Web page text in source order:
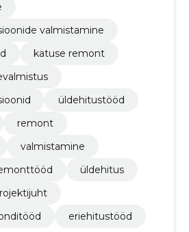
valmistamine
katuse remont
üldehitustööd
remont
valmistamine
üldehitus
eriehitustööd